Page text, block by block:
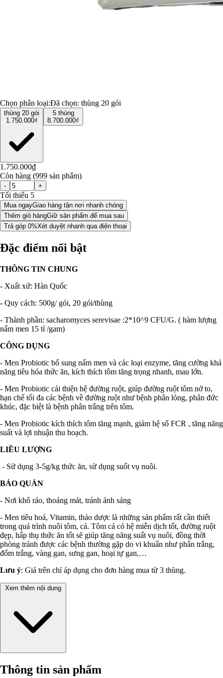
Chọn phân loại:Đã chọn: thùng 20 gói
thùng 20 gói
1.750.000₫
5 thùng
8.700.000₫
1.750.000₫
Còn hàng (999 sản phẩm)
- +
Tối thiểu 5
Mua ngayGiao hàng tận nơi nhanh chóng
Thêm giỏ hàngGiữ sản phẩm để mua sau
Trả góp 0%Xét duyệt nhanh qua điện thoại
Đặc điểm nổi bật
THÔNG TIN CHUNG
- Xuất xứ: Hàn Quốc
- Quy cách: 500g/ gói, 20 gói/thùng
- Thành phần: sacharomyces serevisae :2*10^9 CFU/G. ( hàm lượng
nấm men 15 tỉ /gam)
CÔNG DỤNG
- Men Probiotic bổ sung nấm men và các loại enzyme, tăng cường khả
năng tiêu hóa thức ăn, kích thích tôm tăng trọng nhanh, mau lớn.
- Men Probiotic cải thiện hệ đường ruột, giúp đường ruột tôm nở to,
hạn chế tối đa các bệnh về đường ruột như bệnh phân lỏng, phân đức
khúc, đặc biệt là bệnh phân trắng trên tôm.
- Men Probiotic kích thích tôm tăng mạnh, giảm hệ số FCR , tăng năng
suất và lợi nhuận thu hoạch.
LIỀU LƯỢNG
- Sử dụng 3-5g/kg thức ăn, sử dụng suốt vụ nuôi.
BẢO QUẢN
- Nơi khô ráo, thoáng mát, tránh ánh sáng
- Men tiêu hoá, Vitamin, thảo dược là những sản phẩm rất cần thiết
trong quá trình nuôi tôm, cá. Tôm cá có hệ miễn dịch tốt, đường ruột
đẹp, hấp thụ thức ăn tốt sẽ giúp tăng năng suất vụ nuôi, đồng thời
phòng tránh được các bệnh thường gặp do vi khuẩn như phân trắng,
đốm trắng, vàng gan, sưng gan, hoại tự gan,…
Lưu ý: Giá trên chỉ áp dụng cho đơn hàng mua từ 3 thùng.
Xem thêm nội dung
Thông tin sản phẩm